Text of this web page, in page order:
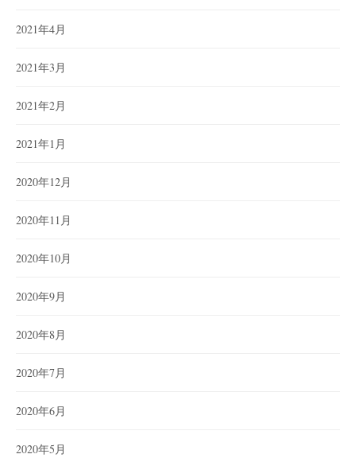
2021年4月
2021年3月
2021年2月
2021年1月
2020年12月
2020年11月
2020年10月
2020年9月
2020年8月
2020年7月
2020年6月
2020年5月